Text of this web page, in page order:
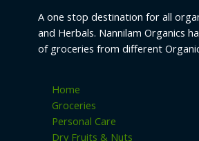
A one stop destination for all
and Herbals. Nannilam Organics
of groceries from different
Home
Groceries
Personal Care
Dry Fruits & Nuts